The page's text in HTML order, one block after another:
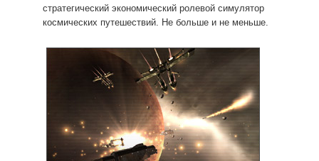
стратегический экономический ролевой симулятор
космических путешествий. Не больше и не меньше.